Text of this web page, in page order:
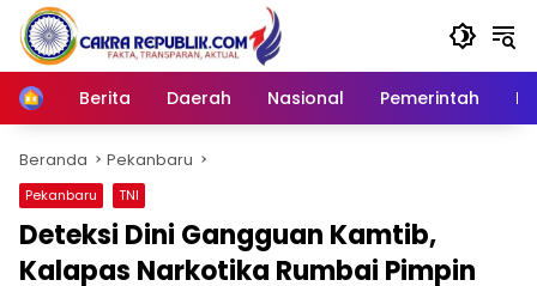
Langsung
konten
Home
Berita Daerah Nasional Pemerintah
Beranda Pekanbaru
Pekanbaru TNI
Deteksi Dini Gangguan Kamtib,
Kalapas Narkotika Rumbai Pimpin